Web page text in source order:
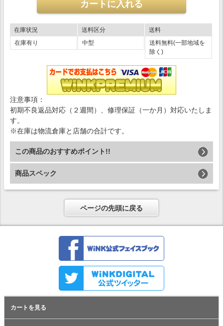
在庫状況
在庫有り
送料区分
中型
送料
送料無料(一部地域を
除く)
注意事項：
初期不良返品対応（２週間）、修理保証（一か月）対応いたしま
す。
※在庫は物流倉庫と店舗の合計です。
この商品のおすすめポイント!!
商品スペック
ページの先頭に戻る
カートを見る